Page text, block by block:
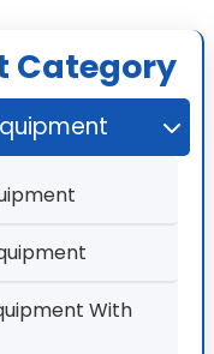
Category
With